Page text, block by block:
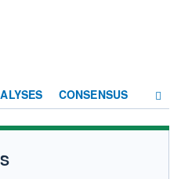
CONSENSUS